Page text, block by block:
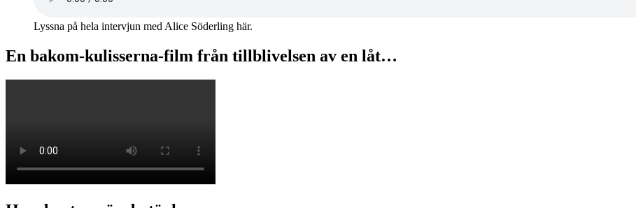
Lyssna på hela intervjun med Alice Söderling här.
En bakom-kulisserna-film från tillblivelsen av en låt…